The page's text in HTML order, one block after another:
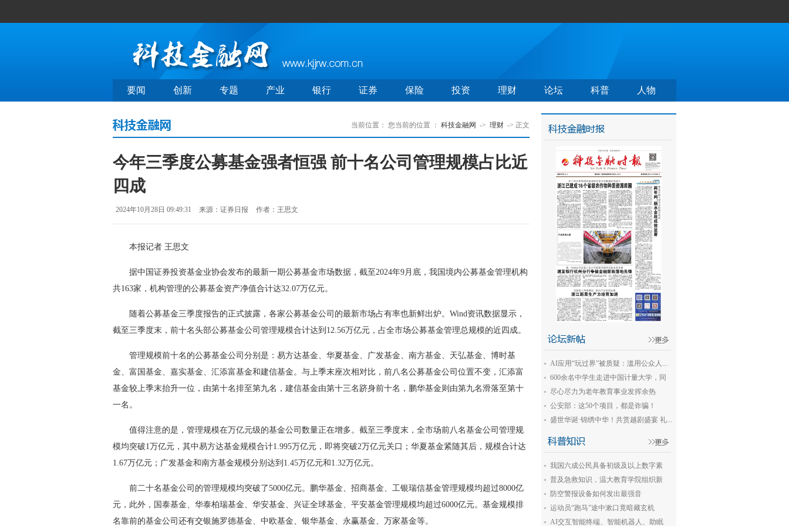
要闻 创新 专题 产业 银行 证券 保险 投资 理财 论坛 科普 人物
当前位置： 您当前的位置 ： 科技金融网 -> 理财 -> 正文
今年三季度公募基金强者恒强 前十名公司管理规模占比近
四成
2024年10月28日 09:49:31 来源：证券日报 作者：王思文
本报记者 王思文
据中国证券投资基金业协会发布的最新一期公募基金市场数据，截至2024年9月底，我国境内公募基金管理机构
共163家，机构管理的公募基金资产净值合计达32.07万亿元。
随着公募基金三季度报告的正式披露，各家公募基金公司的最新市场占有率也新鲜出炉。Wind资讯数据显示，
截至三季度末，前十名头部公募基金公司管理规模合计达到12.56万亿元，占全市场公募基金管理总规模的近四成。
管理规模前十名的公募基金公司分别是：易方达基金、华夏基金、广发基金、南方基金、天弘基金、博时基
金、富国基金、嘉实基金、汇添富基金和建信基金。与上季末座次相对比，前八名公募基金公司位置不变，汇添富
基金较上季末抬升一位，由第十名排至第九名，建信基金由第十三名跻身前十名，鹏华基金则由第九名滑落至第十
一名。
值得注意的是，管理规模在万亿元级的基金公司数量正在增多。截至三季度末，全市场前八名基金公司管理规
模均突破1万亿元，其中易方达基金规模合计1.995万亿元，即将突破2万亿元关口；华夏基金紧随其后，规模合计达
1.67万亿元；广发基金和南方基金规模分别达到1.45万亿元和1.32万亿元。
前二十名基金公司的管理规模均突破了5000亿元。鹏华基金、招商基金、工银瑞信基金管理规模均超过8000亿
元，此外，国泰基金、华泰柏瑞基金、华安基金、兴证全球基金、平安基金管理规模均超过6000亿元。基金规模排
名靠前的基金公司还有交银施罗德基金、中欧基金、银华基金、永赢基金、万家基金等。
AI应用“玩过界”被质疑：滥用公众人...
600余名中学生走进中国计量大学，同
上...
尽心尽力为老年教育事业发挥余热
公安部：这50个项目，都是诈骗！
盛世华诞·锦绣中华！共赏越剧盛宴 礼...
我国六成公民具备初级及以上数字素
养...
普及急救知识，温大教育学院组织新
生...
防空警报设备如何发出最强音
运动员“跑马”途中漱口竟暗藏玄机
AI交互智能终端、智能机器人、助眠